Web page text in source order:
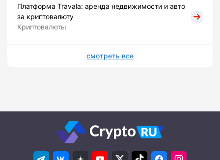
Платформа Travala: аренда недвижимости и авто
за криптовалюту
Криптовалюты
смотреть все